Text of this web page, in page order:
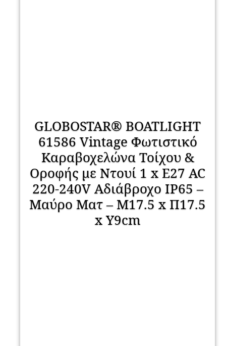
GLOBOSTAR® BOATLIGHT
61586 Vintage Φωτιστικό
Καραβοχελώνα Τοίχου &
Οροφής με Ντουί 1 x E27 AC
220-240V Αδιάβροχο IP65 –
Μαύρο Ματ – Μ17.5 x Π17.5
x Υ9cm